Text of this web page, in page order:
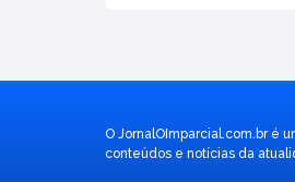
O JornalOImparcial.com.br é
conteúdos e notícias da